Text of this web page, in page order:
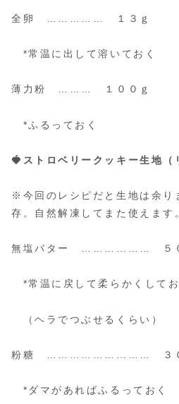
全卵 …………… １３ｇ
*常温に出して溶いておく
薄力粉 ……… １００ｇ
*ふるっておく
🍓ストロベリークッキー生地（
※今回のレシピだと生地は余り
存。自然解凍してまた使えます
無塩バター ……………… ５
*常温に戻して柔らかくしてお
（ヘラでつぶせるくらい）
粉糖 ……………………… ３０
*ダマがあればふるっておく